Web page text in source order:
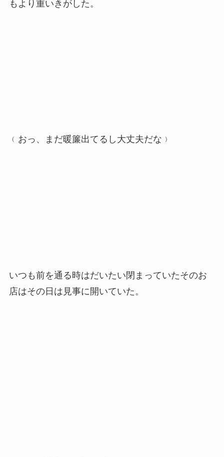
もより重いきがした。
﹙おっ、まだ暖簾出てるし大丈夫だな﹚
いつも前を通る時はだいたい閉まっていたそのお
店はその日は見事に開いていた。